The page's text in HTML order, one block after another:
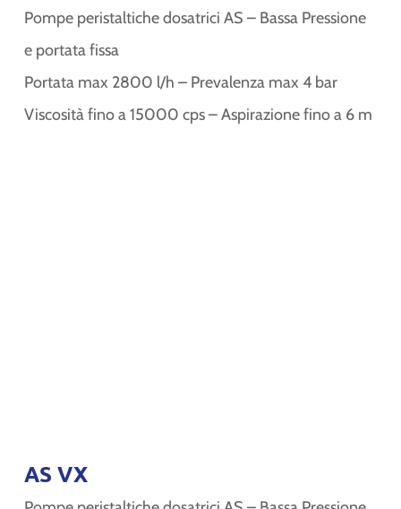
Pompe peristaltiche dosatrici AS – Bassa Pressione
e portata fissa
Portata max 2800 l/h – Prevalenza max 4 bar
Viscosità fino a 15000 cps – Aspirazione fino a 6 m
AS VX